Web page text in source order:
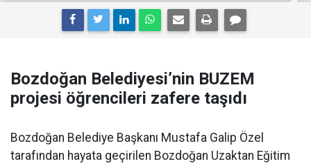
Bozdoğan Belediyesi’nin BUZEM
projesi öğrencileri zafere taşıdı
Bozdoğan Belediye Başkanı Mustafa Galip Özel
tarafından hayata geçirilen Bozdoğan Uzaktan Eğitim